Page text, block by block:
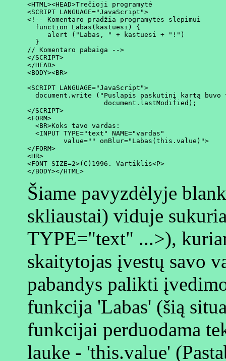
<HTML><HEAD>Trečioji programytė
<SCRIPT LANGUAGE="JavaScript">
<!-- Komentaro pradžia programytės slėpimui
  function Labas(kastuesi) {
     alert ("Labas, " + kastuesi + "!")
  }
// Komentaro pabaiga -->
</SCRIPT>
</HEAD>
<BODY><BR>
<SCRIPT LANGUAGE="JavaScript">
document.write ("Puslapis paskutinį kartą buvo
                   document.lastModified);
</SCRIPT>
<FORM>
  <BR>Koks tavo vardas:
  <INPUT TYPE="text" NAME="vardas"
         value="" onBlur="Labas(this.value)">
</FORM>
<HR>
<FONT SIZE=2>(C)1996. Vartiklis<P>
Šiame pavyzdėlyje
skliaustai) viduje
TYPE="text" ...>),
skaitytojas įvestų savo
pabandys palikti
funkcija 'Labas' (šią
funkcijai perduodama
lauke - 'this.value'